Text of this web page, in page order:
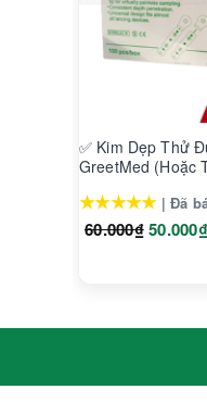
✅ Kim Dẹp Thử
GreetMed (Hoặc
★★★★★ | Đã
60.000₫50.000₫